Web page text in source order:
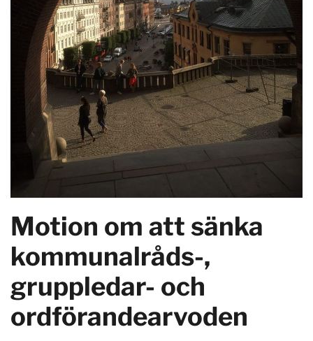
Motion om att sänka
kommunalråds-,
gruppledar- och
ordförandearvoden